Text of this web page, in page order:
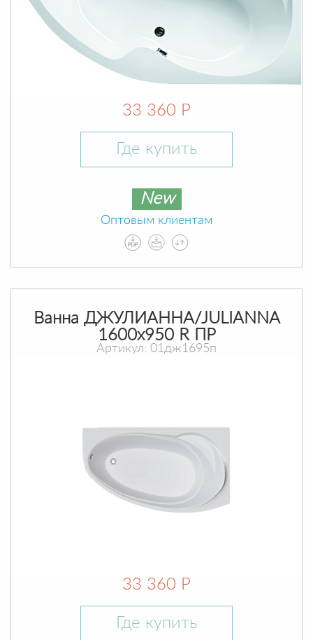
33 360 Р
Где купить
New
Оптовым клиентам
Ванна ДЖУЛИАННА/JULIANNA
1600х950 R ПР
Артикул: 01дж1695п
33 360 Р
Где купить